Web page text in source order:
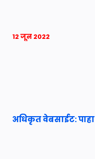
12 जून 2022
अधिकृत वेबसाईट: पाहा